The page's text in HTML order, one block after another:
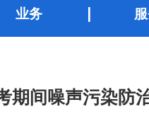
业务
期间噪声污染防